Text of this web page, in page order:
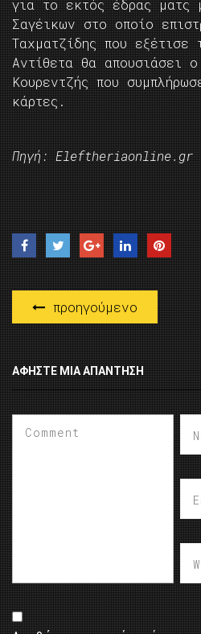
για το εκτός έδρας ματς
Σαγέικων στο οποίο
Ταχματζίδης που εξέτισε
Αντίθετα θα απουσιάσει ο
Κουρεντζής που
κάρτες.
Πηγή: Eleftheriaonline.gr
προηγούμενο
ΑΦΉΣΤΕ ΜΙΑ ΑΠΆΝΤΗΣΗ